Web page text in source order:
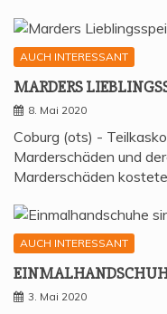
AUCH INTERESSANT
MAR­DERS
8. Mai 2020
Coburg (ots) -
Marderschäden und
Marderschäden
AUCH INTERESSANT
3. Mai 2020